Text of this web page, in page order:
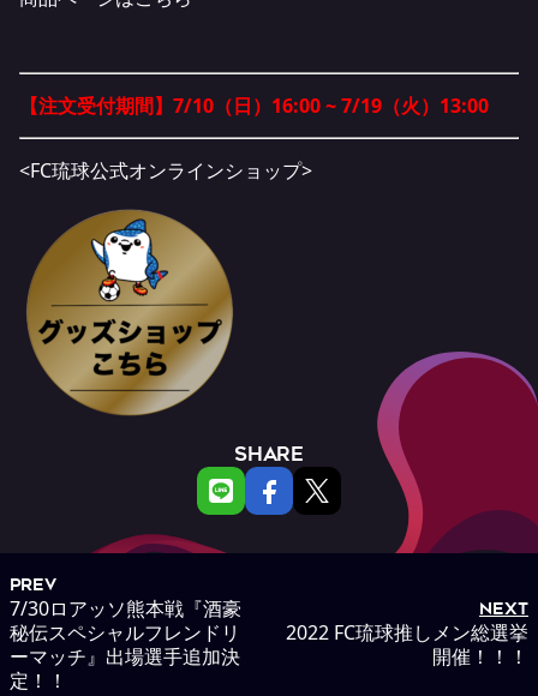
【注文受付期間】7/10（日）16:00 ~ 7/19（火）13:00
<FC琉球公式オンラインショップ>
SHARE
PREV
7/30ロアッソ熊本戦『酒豪
秘伝スペシャルフレンドリ
ーマッチ』出場選手追加決
定！！
NEXT
2022 FC琉球推しメン総選挙
開催！！！